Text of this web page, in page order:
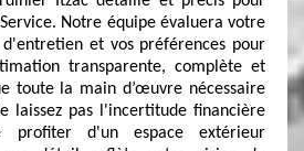
Notre équipe évaluera votre
et vos préférences pour
transparente, complète et
toute la main d’œuvre nécessaire
laissez pas l'incertitude financière
profiter d'un espace extérieur